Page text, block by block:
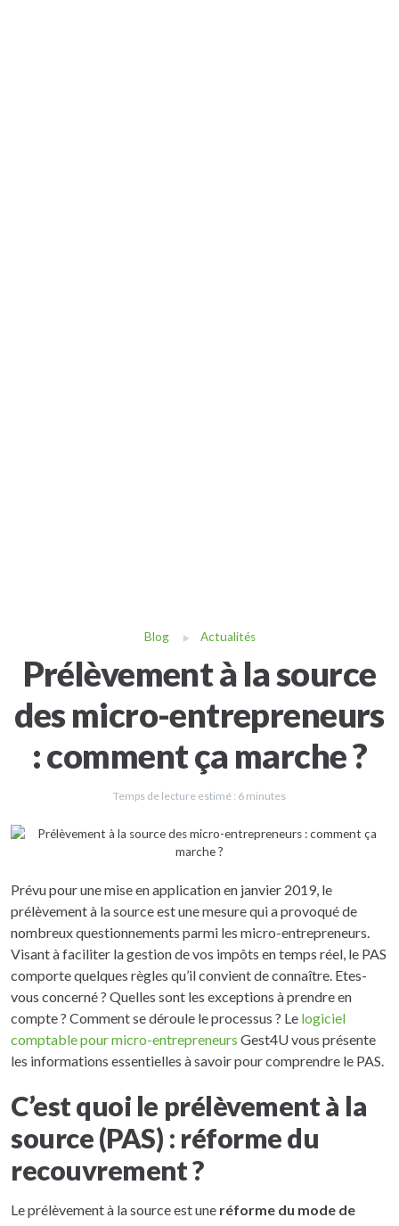
Blog Actualités
Prélèvement à la source
des micro-entrepreneurs
: comment ça marche ?
Temps de lecture estimé : 6 minutes
Prévu pour une mise en application en janvier 2019, le
prélèvement à la source est une mesure qui a provoqué de
nombreux questionnements parmi les micro-entrepreneurs.
Visant à faciliter la gestion de vos impôts en temps réel, le PAS
comporte quelques règles qu’il convient de connaître. Etes-
vous concerné ? Quelles sont les exceptions à prendre en
compte ? Comment se déroule le processus ? Le logiciel
comptable pour micro-entrepreneurs Gest4U vous présente
les informations essentielles à savoir pour comprendre le PAS.
C’est quoi le prélèvement à la
source (PAS) : réforme du
recouvrement ?
Le prélèvement à la source est une réforme du mode de